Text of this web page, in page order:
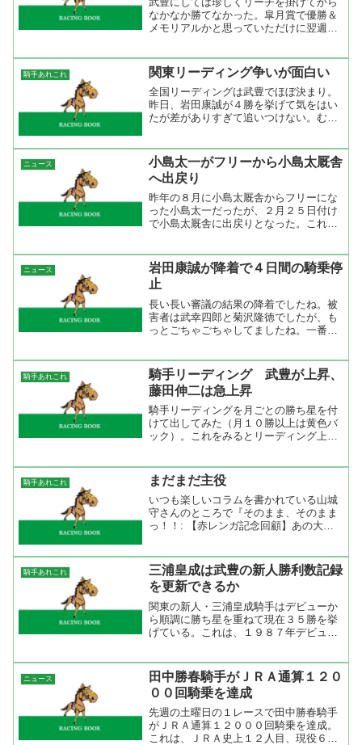
なかなか勝てなかった。皐月賞で優勝＆
メモリアルかと思っていただけに翌週の
てなかなか調子が上がらないようだ。１
日５勝とか６勝とかの固め...
騎手あれこれ 関東リーディング争いが面白い
全国リーディングは武豊でほぼ決まり。
昨日、岩田康誠が４勝を挙げて気をはい
たが差がありすぎて追いつけない。むし
が終わった時点でトップは後藤浩輝、３
勝差で田中勝春、５勝差で...
ニュース
小島太一がフリーから小島太厩舎
へ出戻り
昨年の８月に小島太厩舎からフリーにな
った小島太一だったが、２月２５日付け
で小島太厩舎に出戻りとなった。これ
いかな。親許を離れてフリーで頑張って
いるかと思ったけど、駄目で...
ニュース
岩田康誠が降着で４日間の騎乗停
止
長い長い審議の結果の降着でしたね。被
害者は武幸四郎と菊沢隆徳でしたが、も
っとごちゃごちゃしてましたね。一番の
が長引いたのでしょう。まあ、加害者対
象は岩田と藤田なのでこの...
騎手あれこれ
騎手リーディング 武豊が上昇、
藤田伸二は急上昇
騎手リーディングを月ごとの勝ち星を付
けて出してみた（月１０勝以上は黄色バ
ック）。これをみるとリーディング上位
２月を除いて全て１０勝以上だからこの
勝ち星もうなずける。ここ...
騎手あれこれ まだまだ主役
いつも楽しいコラムを書かれている山城
守さんのところで『そのまま、そのまま
っ！！: 【赤レンガ記念回顧】あの大物
に挑戦して３着に好走したジンクライシ
ス。いつ重賞を勝っても...
騎手あれこれ
三浦皇成は武豊の新人勝利数記録
を更新できるか
関東の新人・三浦皇成騎手はデビューか
ら順調に勝ち星を重ねて現在３５勝を挙
げている。これは、１９８７年デビュー
このまま順調に勝ち星を重ねれば武豊の
持つ新人記録６９勝を更新...
ニュース
田中勝春騎手がＪＲＡ通算１２０
００回騎乗を達成
先週の土曜日の１レースで田中勝春騎手
がＪＲＡ通算１２０００回騎乗を達成。
これは、ＪＲＡ史上１２人目、現役６人